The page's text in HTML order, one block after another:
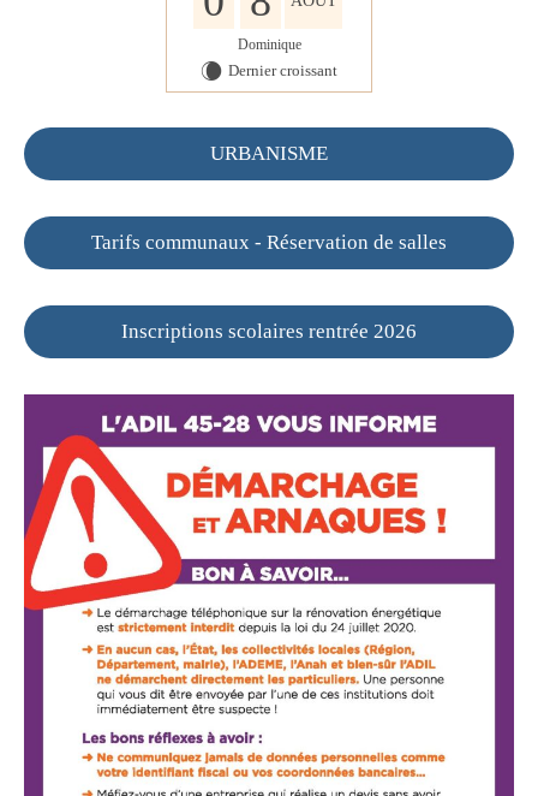
Dominique
W Dernier croissant
URBANISME
Tarifs communaux - Réservation de salles
Inscriptions scolaires rentrée 2026